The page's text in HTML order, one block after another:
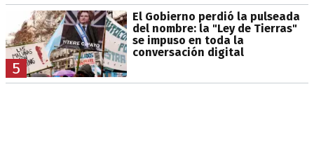
5
El Gobierno perdió la pulseada
del nombre: la "Ley de Tierras"
se impuso en toda la
conversación digital